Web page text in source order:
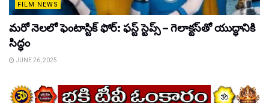
FILM NEWS
మరో నెలలో ఫెంటాస్టిక్ ఫోర్: ఫస్ట్ స్టెప్స్ – గెలాక్టస్‌తో యుద్ధానికి
సిద్ధం
JUNE 26, 2025